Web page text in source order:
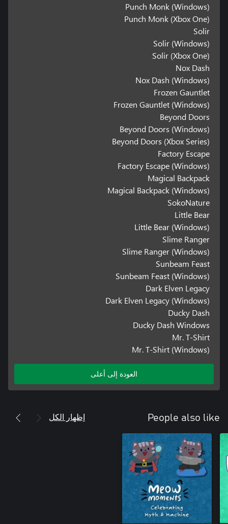
Punch Monk (Windows)
Punch Monk (Xbox One)
Solir
Solir (Windows)
Solir (Xbox One)
Nox Dash
Nox Dash (Windows)
Frozen Gauntlet
Frozen Gauntlet (Windows)
Beyond Doors
Beyond Doors (Windows)
Beyond Doors (Xbox Series)
Factory Escape
Factory Escape (Windows)
Magical Backpack
Magical Backpack (Windows)
SokoNature
Little Bear
Little Bear (Windows)
Slime Ranger
Slime Ranger (Windows)
Sunbeam Feast
Sunbeam Feast (Windows)
Dark Elven Legacy
Dark Elven Legacy (Windows)
Ducky Dash
Ducky Dash Windows
Mr. T-Shirt
Mr. T-Shirt (Windows)
العودة إلى أعلى
People also like إظهار الكل